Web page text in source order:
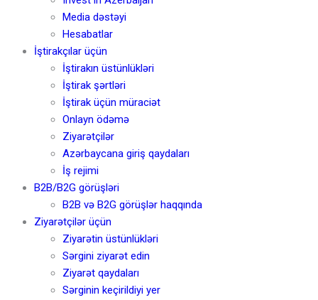
Media dəstəyi
Hesabatlar
İştirakçılar üçün
İştirakın üstünlükləri
İştirak şərtləri
İştirak üçün müraciət
Onlayn ödəmə
Ziyarətçilər
Azərbaycana giriş qaydaları
İş rejimi
B2B/B2G görüşləri
B2B və B2G görüşlər haqqında
Ziyarətçilər üçün
Ziyarətin üstünlükləri
Sərgini ziyarət edin
Ziyarət qaydaları
Sərginin keçirildiyi yer